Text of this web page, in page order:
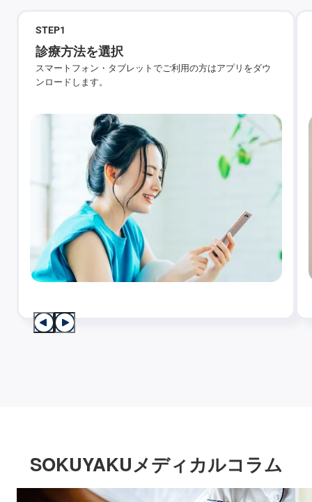
STEP1
診療方法を選択
スマートフォン・タブレットでご利用の方はアプリをダウ
ンロードします。
SOKUYAKUメディカルコラム